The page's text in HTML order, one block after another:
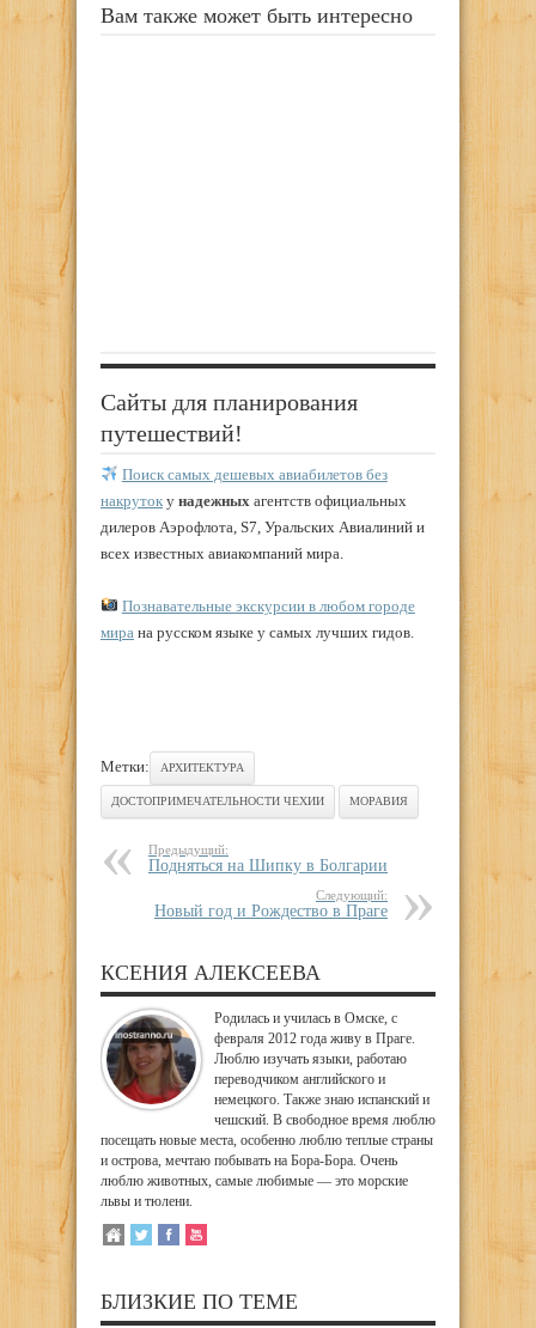
Вам также может быть интересно
Сайты для планирования
путешествий!
Поиск самых дешевых авиабилетов без
накруток у надежных агентств официальных
дилеров Аэрофлота, S7, Уральских Авиалиний и
всех известных авиакомпаний мира.
Познавательные экскурсии в любом городе
мира на русском языке у самых лучших гидов.
Метки: АРХИТЕКТУРА
ДОСТОПРИМЕЧАТЕЛЬНОСТИ ЧЕХИИ МОРАВИЯ
Предыдущий:
Подняться на Шипку в Болгарии
Следующий:
Новый год и Рождество в Праге
КСЕНИЯ АЛЕКСЕЕВА
Родилась и училась в Омске, с
февраля 2012 года живу в Праге.
Люблю изучать языки, работаю
переводчиком английского и
немецкого. Также знаю испанский и
чешский. В свободное время люблю
посещать новые места, особенно люблю теплые страны
и острова, мечтаю побывать на Бора-Бора. Очень
люблю животных, самые любимые — это морские
львы и тюлени.
БЛИЗКИЕ ПО ТЕМЕ